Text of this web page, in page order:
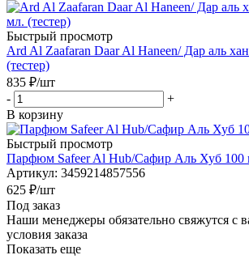
Быстрый просмотр
Ard Al Zaafaran Daar Al Haneen/ Дар аль
(тестер)
835 ₽/шт
-
+
В корзину
Быстрый просмотр
Парфюм Safeer Al Hub/Сафир Аль Хуб 100
Артикул: 3459214857556
625 ₽/шт
Под заказ
Наши менеджеры обязательно свяжутся с
условия заказа
Показать еще